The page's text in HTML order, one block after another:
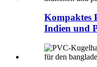
Kompaktes
Indien und